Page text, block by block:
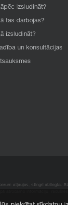
izsludināt?
tas darbojas?
izsludināt?
un konsultācijas
atļaujas, stingri aizliegta.